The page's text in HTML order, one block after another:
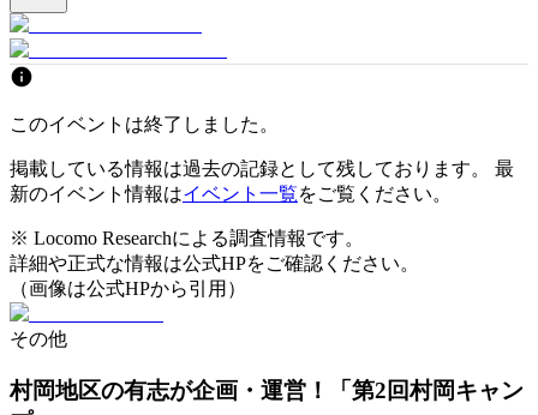
このイベントは終了しました。
掲載している情報は過去の記録として残しております。 最
新のイベント情報はイベント一覧をご覧ください。
※ Locomo Researchによる調査情報です。
詳細や正式な情報は公式HPをご確認ください。
（画像は公式HPから引用）
その他
村岡地区の有志が企画・運営！「第2回村岡キャン